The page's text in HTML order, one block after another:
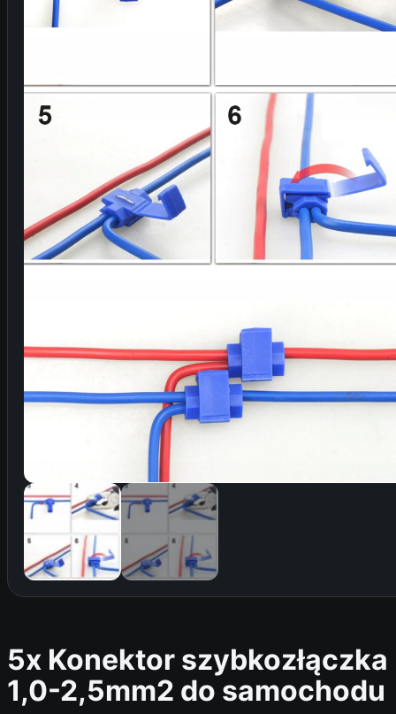
5x Konektor szybkozłączka
1,0-2,5mm2 do samochodu